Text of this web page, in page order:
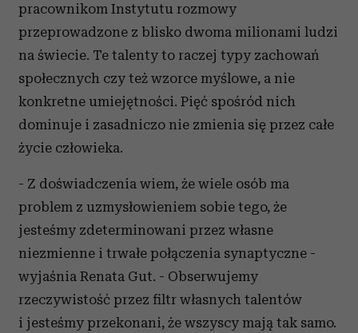
pracownikom Instytutu rozmowy
przeprowadzone z blisko dwoma milionami ludzi
na świecie. Te talenty to raczej typy zachowań
społecznych czy też wzorce myślowe, a nie
konkretne umiejętności. Pięć spośród nich
dominuje i zasadniczo nie zmienia się przez całe
życie człowieka.
- Z doświadczenia wiem, że wiele osób ma
problem z uzmysłowieniem sobie tego, że
jesteśmy zdeterminowani przez własne
niezmienne i trwałe połączenia synaptyczne -
wyjaśnia Renata Gut. - Obserwujemy
rzeczywistość przez filtr własnych talentów
i jesteśmy przekonani, że wszyscy mają tak samo.